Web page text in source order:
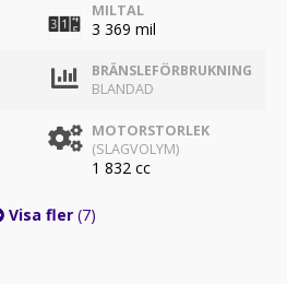
MILTAL
3 369 mil
BRÄNSLEFÖRBRUKNING
BLANDAD
MOTORSTORLEK
(SLAGVOLYM)
1 832 cc
Visa fler (7)